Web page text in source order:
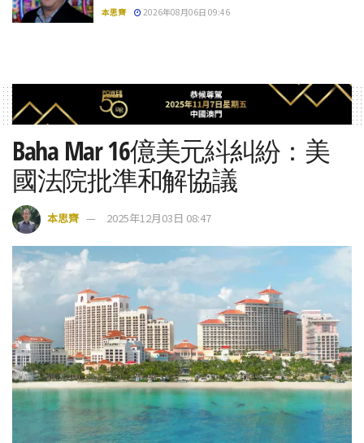
本思齊 2026年08月06日 09:46
Baha Mar 16億美元紏糾紛：美
國法院批準和解協議
本思齊 2025年12月03日 08:47